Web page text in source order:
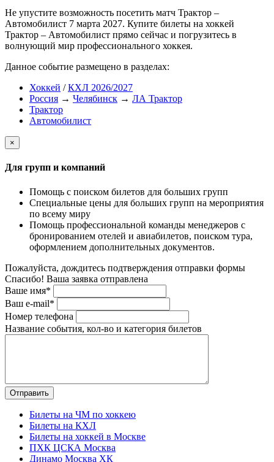
Не упустите возможность посетить матч Трактор –
Автомобилист 7 марта 2027. Купите билеты на хоккей
Трактор – Автомобилист прямо сейчас и погрузитесь в
волнующий мир профессионального хоккея.
Данное событие размещено в разделах:
Хоккей /КХЛ 2026/2027
Россия → Челябинск → ЛА Трактор
Трактор
Автомобилист
×
Для групп и компаний
Помощь с поиском билетов для больших групп
Специальные цены для больших групп на мероприятия
по всему миру
Помощь профессиональной команды менеджеров с
бронированием отелей и авиабилетов, поиском тура,
оформлением дополнительных документов.
Пожалуйста, дождитесь подтверждения отправки формы
Спасибо! Ваша заявка отправлена
Ваше имя*
Ваш e-mail*
Номер телефона
Название события, кол-во и категория билетов
Билеты на ЧМ по хоккею
Билеты на КХЛ
Билеты на хоккей в Москве
ПХК ЦСКА Москва
Динамо Москва ХК